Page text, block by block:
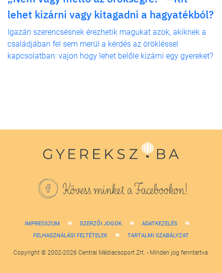
lehet kizárni vagy kitagadni a hagyatékból?
Igazán szerencsésnek érezhetik magukat azok, akiknek a
családjában fel sem merül a kérdés az örökléssel
kapcsolatban: vajon hogy lehet belőle kizárni egy gyereket?
Kövess minket a Facebookon!
IMPRESSZUM SZERZŐI JOGOK
ADATKEZELÉS
FELHASZNÁLÁSI FELTÉTELEK
TARTALMI SZABÁLYZAT
Copyright © 2002-2026 Central Médiacsoport Zrt. - Minden jog fenntartva.